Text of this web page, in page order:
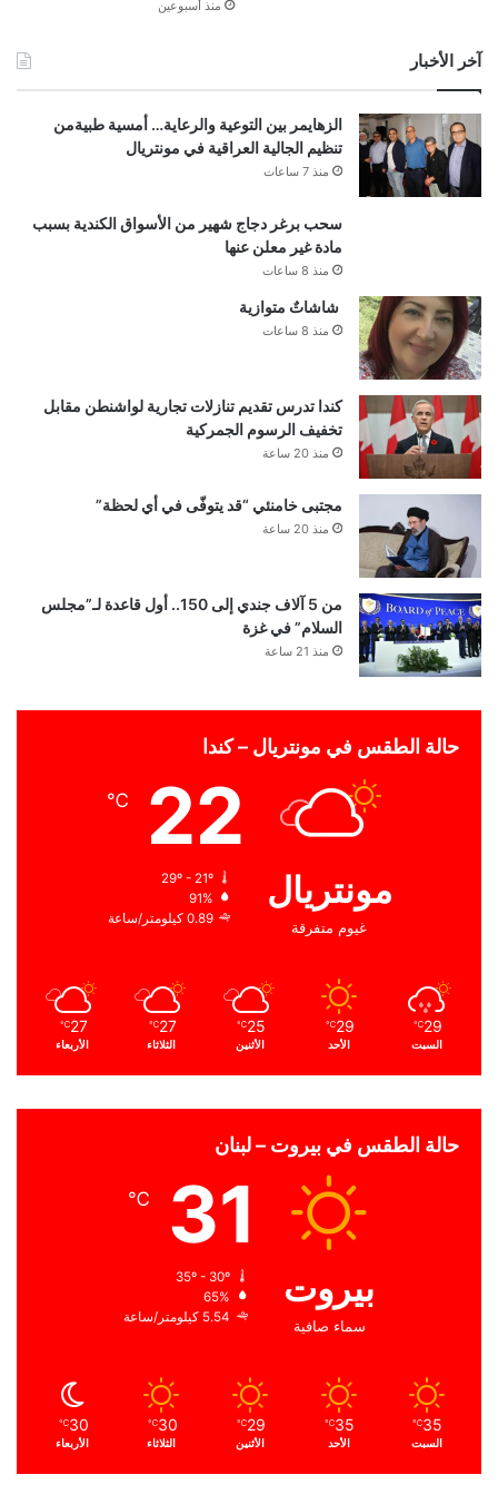
منذ أسبوعين
آخر الأخبار
الزهايمر بين التوعية والرعاية… أمسية طبيةمن
تنظيم الجالية العراقية في مونتريال
منذ 7 ساعات
سحب برغر دجاج شهير من الأسواق الكندية بسبب
مادة غير معلن عنها
منذ 8 ساعات
شاشاتٌ متوازية
منذ 8 ساعات
كندا تدرس تقديم تنازلات تجارية لواشنطن مقابل
تخفيف الرسوم الجمركية
منذ 20 ساعة
مجتبى خامنئي “قد يتوفّى في أي لحظة”
منذ 20 ساعة
من 5 آلاف جندي إلى 150.. أول قاعدة لـ”مجلس
السلام” في غزة
منذ 21 ساعة
حالة الطقس في مونتريال – كندا
مونتريال
غيوم متفرقة
22
℃
29º - 21º
91%
0.89 كيلومتر/ساعة
29
℃
السبت
29
℃
الأحد
25
℃
الأثنين
27
℃
الثلاثاء
27
℃
الأربعاء
حالة الطقس في بيروت – لبنان
بيروت
سماء صافية
31
℃
65%
5.54 كيلومتر/ساعة
35
℃
السبت
35
℃
الأحد
29
℃
الأثنين
30
℃
الثلاثاء
30
℃
الأربعاء